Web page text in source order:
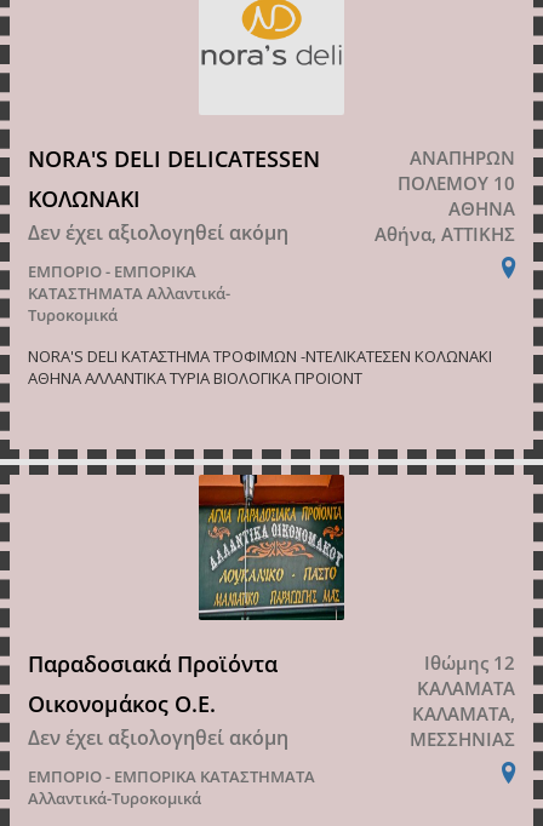
NORA'S DELI DELICATESSEN
ΚΟΛΩΝΑΚΙ
Δεν έχει αξιολογηθεί ακόμη
ΕΜΠΟΡΙΟ - ΕΜΠΟΡΙΚΑ
ΚΑΤΑΣΤΗΜΑΤΑΑλλαντικά-
Τυροκομικά
ΑΝΑΠΗΡΩΝ
ΠΟΛΕΜΟΥ 10
ΑΘΗΝΑ
Αθήνα, ΑΤΤΙΚΗΣ
NORA'S DELI ΚΑΤΑΣΤHΜΑ ΤΡΟΦΙΜΩΝ -ΝΤΕΛΙΚΑΤΕΣΕΝ ΚΟΛΩΝΑΚΙ
ΑΘΗΝΑ ΑΛΛΑΝΤΙΚΑ ΤΥΡΙΑ ΒΙΟΛΟΓΙΚΑ ΠΡΟΙΟΝΤ
Παραδοσιακά Προϊόντα
Οικονομάκος Ο.Ε.
Δεν έχει αξιολογηθεί ακόμη
ΕΜΠΟΡΙΟ - ΕΜΠΟΡΙΚΑ ΚΑΤΑΣΤΗΜΑΤΑ
Αλλαντικά-Τυροκομικά
Ιθώμης 12
ΚΑΛΑΜΑΤΑ
ΚΑΛΑΜΑΤΑ,
ΜΕΣΣΗΝΙΑΣ